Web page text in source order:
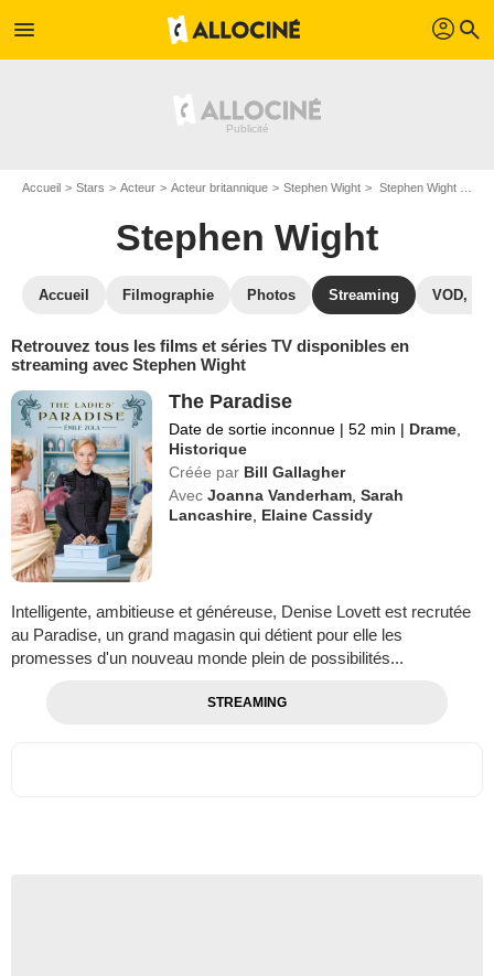
menu profil search
Accueil Stars Acteur Acteur britannique Stephen Wight Stephen Wight : Films et séries online
Stephen Wight
Accueil Filmographie Photos Streaming VOD,
Retrouvez tous les films et séries TV disponibles en
streaming avec Stephen Wight
The Paradise
Date de sortie inconnue | 52 min | Drame
Historique
Créée par Bill Gallagher
Avec Joanna Vanderham ,Sarah
Lancashire Elaine Cassidy
Intelligente, ambitieuse et généreuse, Denise Lovett est recrutée
au Paradise, un grand magasin qui détient pour elle les
promesses d'un nouveau monde plein de possibilités...
STREAMING